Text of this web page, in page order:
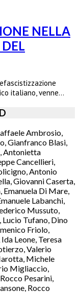
NELLA
italiano, venne…
Ambrosio,
Gianfranco Blasi,
Antonietta
Cancellieri,
Antonio
Giovanni Caserta,
Emanuela Di Mare,
Labanchi,
Mussuto,
Tufano, Dino
Friolo,
Leone, Teresa
Valerio
Michele
Migliaccio,
Pesarini,
Rocco